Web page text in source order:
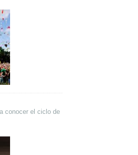
conocer el ciclo de